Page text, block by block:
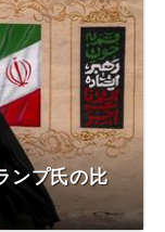
ンプ氏の比